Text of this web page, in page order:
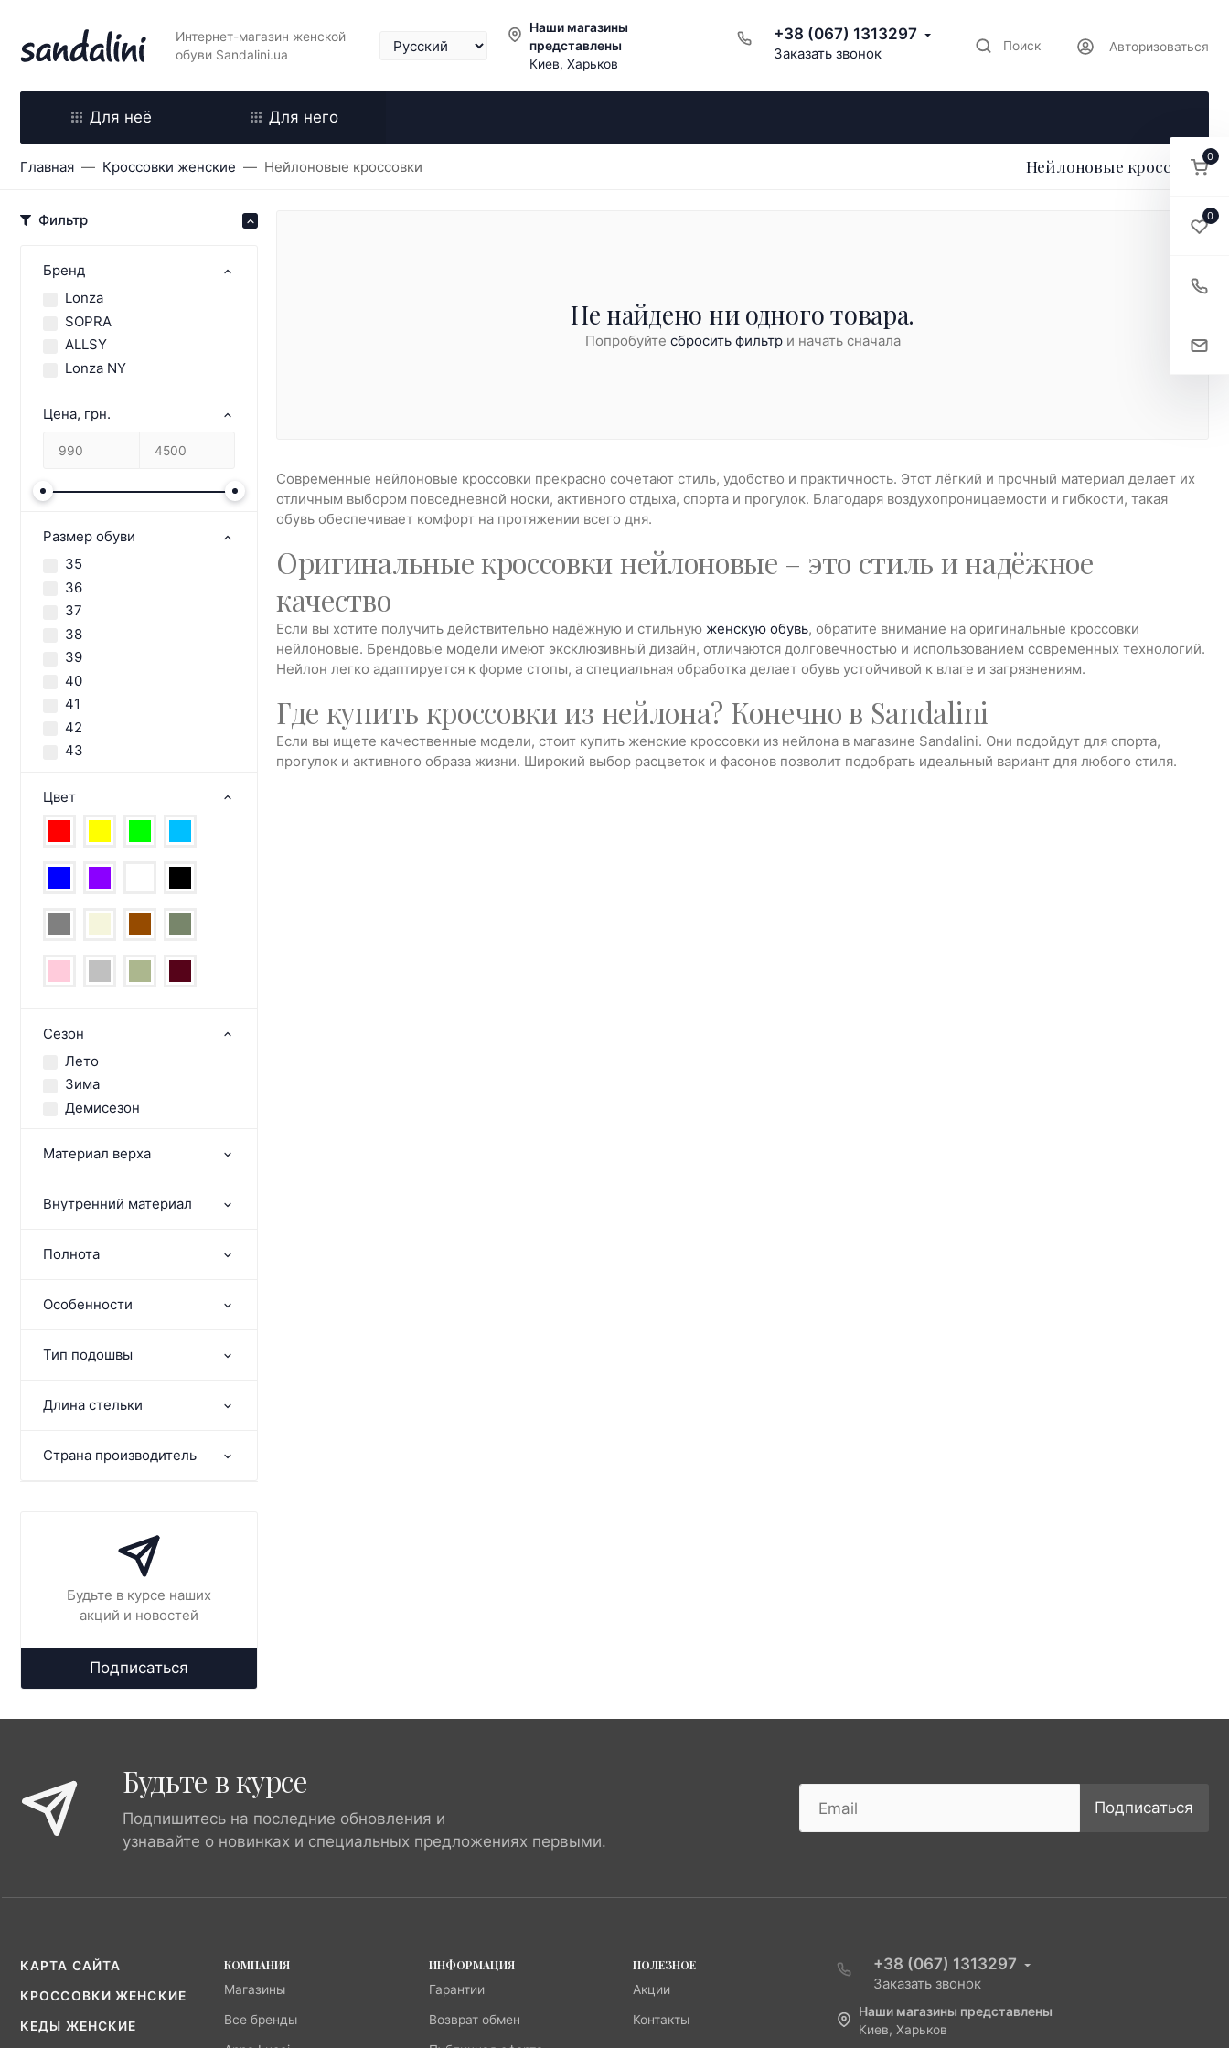
Интернет-магазин женской
обуви Sandalini.ua
Наши магазины
представлены
Киев, Харьков
+38 (067) 1313297
Заказать звонок Поиск Авторизоваться
Для неё Для него
Главная Кроссовки женские Нейлоновые кроссовки Нейлоновые кроссовки
Фильтр
Бренд
Lonza
SOPRA
ALLSY
Lonza NY
Цена, грн.
Размер обуви
35
36
37
38
39
40
41
42
43
Цвет
Сезон
Лето
Зима
Демисезон
Материал верха
Внутренний материал
Полнота
Особенности
Тип подошвы
Длина стельки
Страна производитель
Будьте в курсе наших
акций и новостей
Подписаться
Не найдено ни одного товара.
Попробуйте сбросить фильтри начать сначала
Современные нейлоновые кроссовки прекрасно сочетают стиль, удобство и практичность. Этот лёгкий и прочный материал делает их
отличным выбором повседневной носки, активного отдыха, спорта и прогулок. Благодаря воздухопроницаемости и гибкости, такая
обувь обеспечивает комфорт на протяжении всего дня.
Оригинальные кроссовки нейлоновые – это стиль и надёжное
качество
Если вы хотите получить действительно надёжную и стильную женскую обувь, обратите внимание на оригинальные кроссовки
нейлоновые. Брендовые модели имеют эксклюзивный дизайн, отличаются долговечностью и использованием современных технологий.
Нейлон легко адаптируется к форме стопы, а специальная обработка делает обувь устойчивой к влаге и загрязнениям.
Где купить кроссовки из нейлона? Конечно в Sandalini
Если вы ищете качественные модели, стоит купить женские кроссовки из нейлона в магазине Sandalini. Они подойдут для спорта,
прогулок и активного образа жизни. Широкий выбор расцветок и фасонов позволит подобрать идеальный вариант для любого стиля.
Будьте в курсе
Подпишитесь на последние обновления и
узнавайте о новинках и специальных предложениях первыми.
Подписаться
КАРТА САЙТА
КРОССОВКИ ЖЕНСКИЕ
КЕДЫ ЖЕНСКИЕ
КОМПАНИЯ
Магазины
Все бренды
ИНФОРМАЦИЯ
Гарантии
Возврат обмен
ПОЛЕЗНОЕ
Акции
Контакты
+38 (067) 1313297
Заказать звонок
Наши магазины представлены
Киев, Харьков
0
0